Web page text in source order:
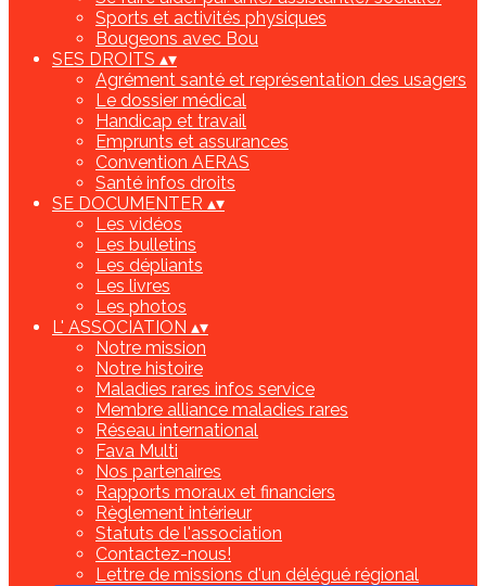
Sports et activités physiques
Bougeons avec Bou
SES DROITS ▴▾
Agrément santé et représentation des usagers
Le dossier médical
Handicap et travail
Emprunts et assurances
Convention AERAS
Santé infos droits
SE DOCUMENTER ▴▾
Les vidéos
Les bulletins
Les dépliants
Les livres
Les photos
L' ASSOCIATION ▴▾
Notre mission
Notre histoire
Maladies rares infos service
Membre alliance maladies rares
Réseau international
Fava Multi
Nos partenaires
Rapports moraux et financiers
Règlement intérieur
Statuts de l'association
Contactez-nous!
Lettre de missions d'un délégué régional